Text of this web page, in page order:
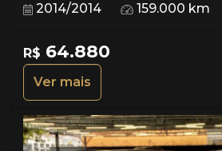
2014/2014 159.000 km
R$ 64.880
Ver mais